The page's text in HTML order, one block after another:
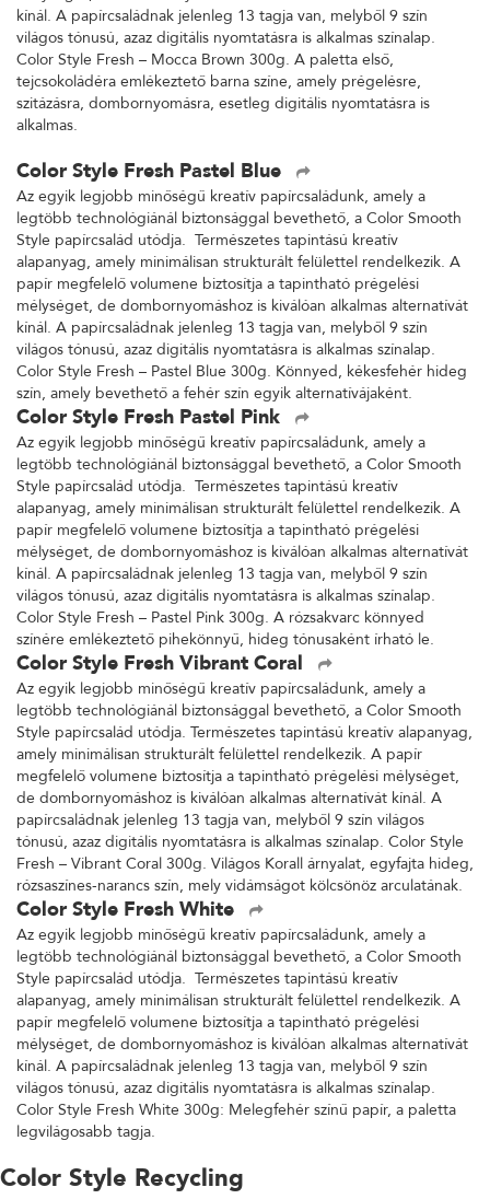
kínál. A papírcsaládnak jelenleg 13 tagja van, melyből 9 szín
világos tónusú, azaz digitális nyomtatásra is alkalmas színalap.
Color Style Fresh – Mocca Brown 300g. A paletta első,
tejcsokoládéra emlékeztető barna színe, amely prégelésre,
szitázásra, dombornyomásra, esetleg digitális nyomtatásra is
alkalmas.
Color Style Fresh Pastel Blue
Az egyik legjobb minőségű kreatív papírcsaládunk, amely a
legtöbb technológiánál biztonsággal bevethető, a Color Smooth
Style papírcsalád utódja. Természetes tapintású kreatív
alapanyag, amely minimálisan strukturált felülettel rendelkezik. A
papír megfelelő volumene biztosítja a tapintható prégelési
mélységet, de dombornyomáshoz is kiválóan alkalmas alternatívát
kínál. A papírcsaládnak jelenleg 13 tagja van, melyből 9 szín
világos tónusú, azaz digitális nyomtatásra is alkalmas színalap.
Color Style Fresh – Pastel Blue 300g. Könnyed, kékesfehér hideg
szín, amely bevethető a fehér szín egyik alternatívájaként.
Color Style Fresh Pastel Pink
Az egyik legjobb minőségű kreatív papírcsaládunk, amely a
legtöbb technológiánál biztonsággal bevethető, a Color Smooth
Style papírcsalád utódja. Természetes tapintású kreatív
alapanyag, amely minimálisan strukturált felülettel rendelkezik. A
papír megfelelő volumene biztosítja a tapintható prégelési
mélységet, de dombornyomáshoz is kiválóan alkalmas alternatívát
kínál. A papírcsaládnak jelenleg 13 tagja van, melyből 9 szín
világos tónusú, azaz digitális nyomtatásra is alkalmas színalap.
Color Style Fresh – Pastel Pink 300g. A rózsakvarc könnyed
színére emlékeztető pihekönnyű, hideg tónusaként írható le.
Color Style Fresh Vibrant Coral
Az egyik legjobb minőségű kreatív papírcsaládunk, amely a
legtöbb technológiánál biztonsággal bevethető, a Color Smooth
Style papírcsalád utódja. Természetes tapintású kreatív alapanyag,
amely minimálisan strukturált felülettel rendelkezik. A papír
megfelelő volumene biztosítja a tapintható prégelési mélységet,
de dombornyomáshoz is kiválóan alkalmas alternatívát kínál. A
papírcsaládnak jelenleg 13 tagja van, melyből 9 szín világos
tónusú, azaz digitális nyomtatásra is alkalmas színalap. Color Style
Fresh – Vibrant Coral 300g. Világos Korall árnyalat, egyfajta hideg,
rózsaszínes-narancs szín, mely vidámságot kölcsönöz arculatának.
Color Style Fresh White
Az egyik legjobb minőségű kreatív papírcsaládunk, amely a
legtöbb technológiánál biztonsággal bevethető, a Color Smooth
Style papírcsalád utódja. Természetes tapintású kreatív
alapanyag, amely minimálisan strukturált felülettel rendelkezik. A
papír megfelelő volumene biztosítja a tapintható prégelési
mélységet, de dombornyomáshoz is kiválóan alkalmas alternatívát
kínál. A papírcsaládnak jelenleg 13 tagja van, melyből 9 szín
világos tónusú, azaz digitális nyomtatásra is alkalmas színalap.
Color Style Fresh White 300g: Melegfehér színű papír, a paletta
legvilágosabb tagja.
Color Style Recycling